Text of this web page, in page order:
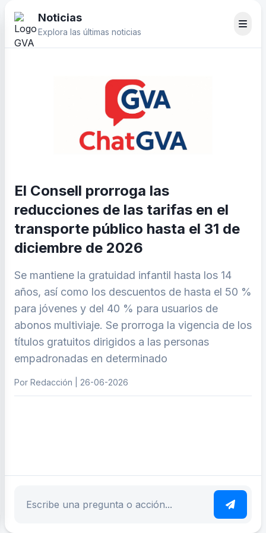
Noticias
Explora las últimas noticias
El Consell prorroga las
reducciones de las tarifas en el
transporte público hasta el 31 de
diciembre de 2026
Se mantiene la gratuidad infantil hasta los 14
años, así como los descuentos de hasta el 50 %
para jóvenes y del 40 % para usuarios de
abonos multiviaje. Se prorroga la vigencia de los
títulos gratuitos dirigidos a las personas
empadronadas en determinado
Por Redacción | 26-06-2026
Escribe tu pregunta